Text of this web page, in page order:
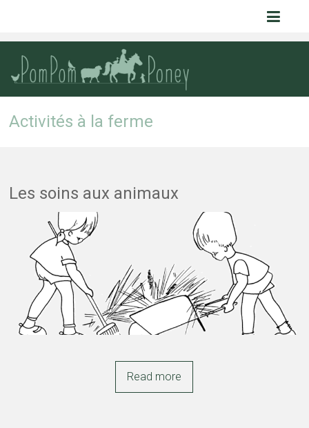
Activités à la ferme
Les soins aux animaux
Read more